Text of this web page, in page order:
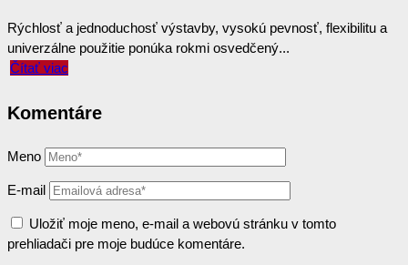
Rýchlosť a jednoduchosť výstavby, vysokú pevnosť, flexibilitu a
univerzálne použitie ponúka rokmi osvedčený...
Čítať viac
Komentáre
Meno
E-mail
Uložiť moje meno, e-mail a webovú stránku v tomto
prehliadači pre moje budúce komentáre.